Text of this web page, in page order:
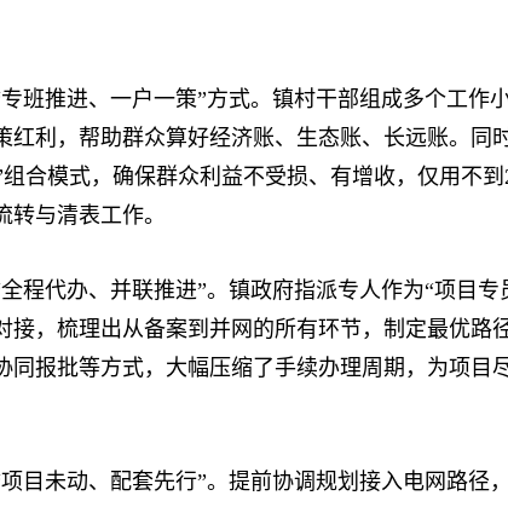
推进、一户一策”方式。镇村干部组成多个工作
红利，帮助群众算好经济账、生态账、长远账。同
合模式，确保群众利益不受损、有增收，仅用不
转与清表工作。
代办、并联推进”。镇政府指派专人作为“项目专
接，梳理出从备案到并网的所有环节，制定最优路
同报批等方式，大幅压缩了手续办理周期，为项目
未动、配套先行”。提前协调规划接入电网路径